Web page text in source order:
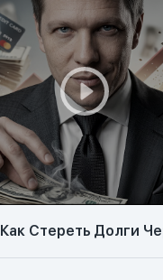
Как Стереть Долги